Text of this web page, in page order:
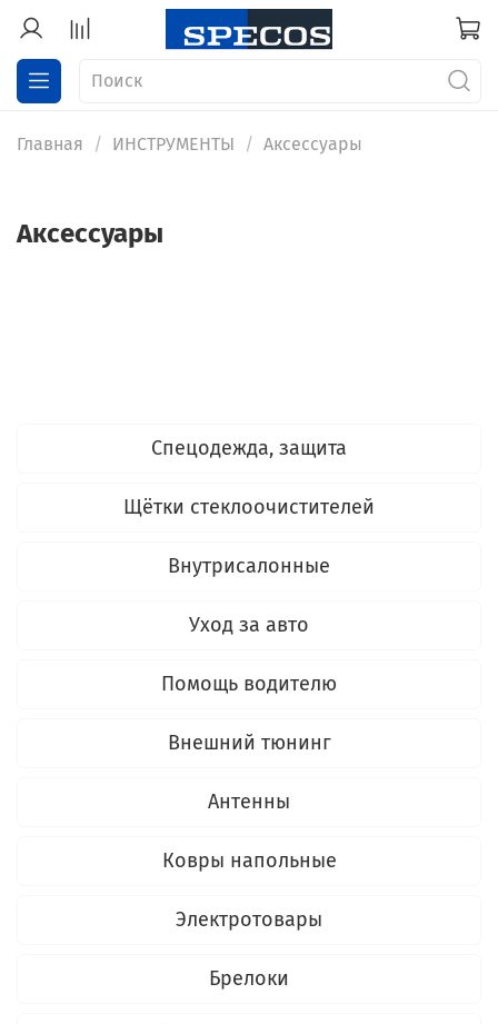
Главная ИНСТРУМЕНТЫ Аксессуары
Аксессуары
Спецодежда, защита
Щётки стеклоочистителей
Внутрисалонные
Уход за авто
Помощь водителю
Внешний тюнинг
Антенны
Ковры напольные
Электротовары
Брелоки